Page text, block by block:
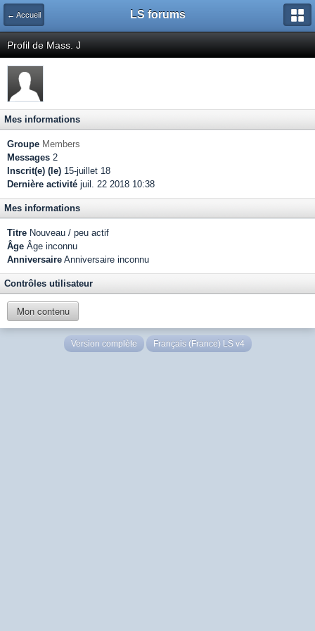
← Accueil LS forums
Profil de Mass. J
Mes informations
Groupe Members
Messages 2
Inscrit(e) (le) 15-juillet 18
Dernière activité juil. 22 2018 10:38
Mes informations
Titre Nouveau / peu actif
Âge Âge inconnu
Anniversaire Anniversaire inconnu
Contrôles utilisateur
Mon contenu
Version complète Français (France) LS v4